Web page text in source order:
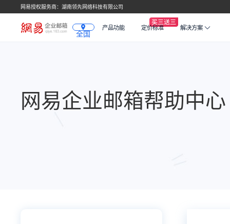
网易授权服务商：湖南领先网络科技有限公司
全国
产品功能 定价标准 解决方案
网易企业邮箱帮助中心